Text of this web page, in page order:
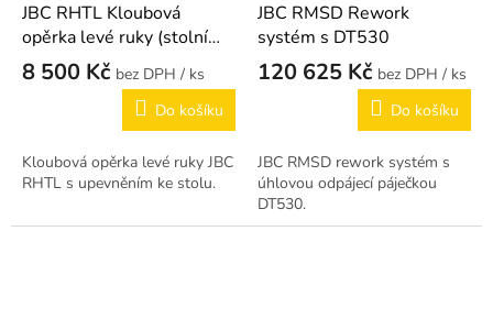
JBC RHTL Kloubová
opěrka levé ruky (stolní
montáž)
8 500 Kč
/ ks
Do košíku
Kloubová opěrka levé ruky JBC
RHTL s upevněním ke stolu.
JBC RMSD Rework
systém s DT530
120 625 Kč
/ ks
Do košíku
JBC RMSD rework systém s
úhlovou odpájecí páječkou
DT530.